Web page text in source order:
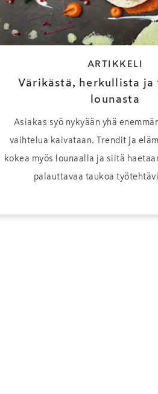
ARTIKKELI
Värikästä, herkullista ja
lounasta
Asiakas syö nykyään yhä
vaihtelua kaivataan. Trendit ja
kokea myös lounaalla ja siitä
palauttavaa taukoa